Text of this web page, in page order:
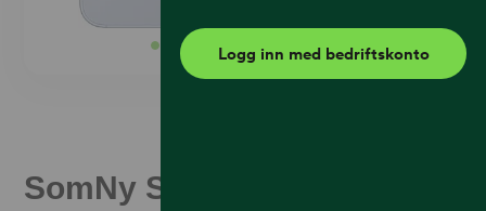
SomNy Samsung Galaxy
Logg inn med bedriftskonto